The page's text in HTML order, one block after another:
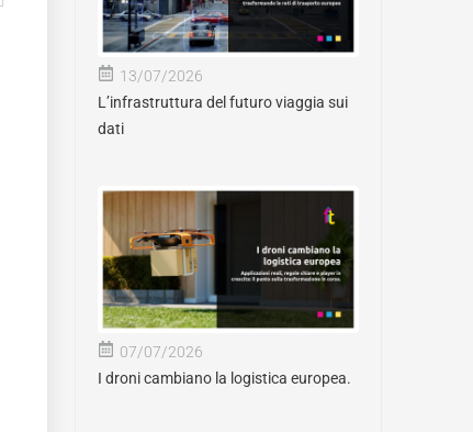
13/07/2026
L’infrastruttura del futuro viaggia sui
dati
07/07/2026
I droni cambiano la logistica europea.